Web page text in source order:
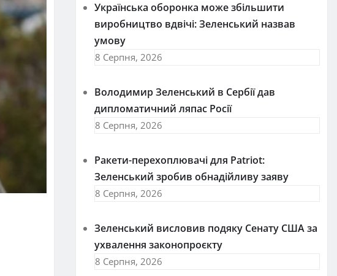
Українська оборонка може збільшити
виробництво вдвічі: Зеленський назвав
умову
8 Серпня, 2026
Володимир Зеленський в Сербії дав
дипломатичний ляпас Росії
8 Серпня, 2026
Ракети-перехоплювачі для Patriot:
Зеленський зробив обнадійливу заяву
8 Серпня, 2026
Зеленський висловив подяку Сенату США за
ухвалення законопроєкту
8 Серпня, 2026